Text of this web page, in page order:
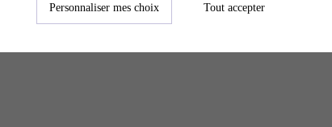
Personnaliser mes choix Tout accepter